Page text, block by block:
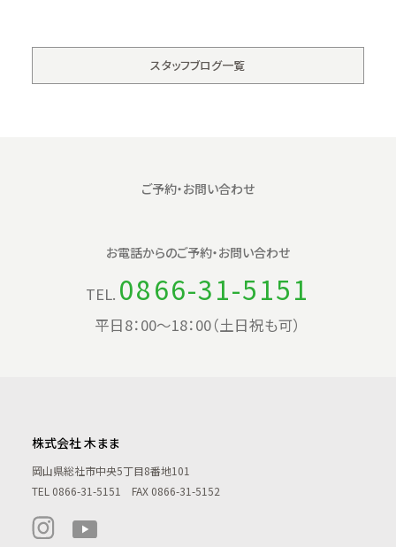
スタッフブログ一覧
ご予約・お問い合わせ
お電話からのご予約・お問い合わせ
TEL. 0866-31-5151
平日8：00〜18：00（土日祝も可）
株式会社 木まま
岡山県総社市中央5丁目8番地101
TEL 0866-31-5151 FAX 0866-31-5152